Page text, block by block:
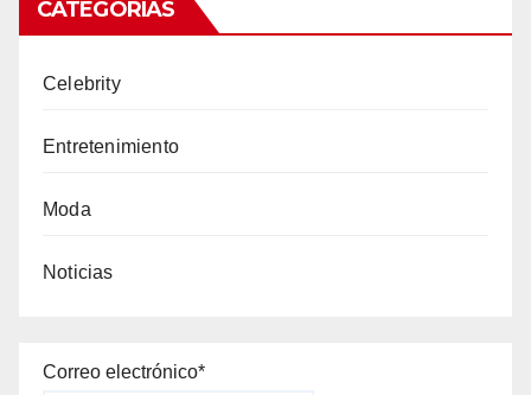
CATEGORÍAS
Celebrity
Entretenimiento
Moda
Noticias
Correo electrónico*